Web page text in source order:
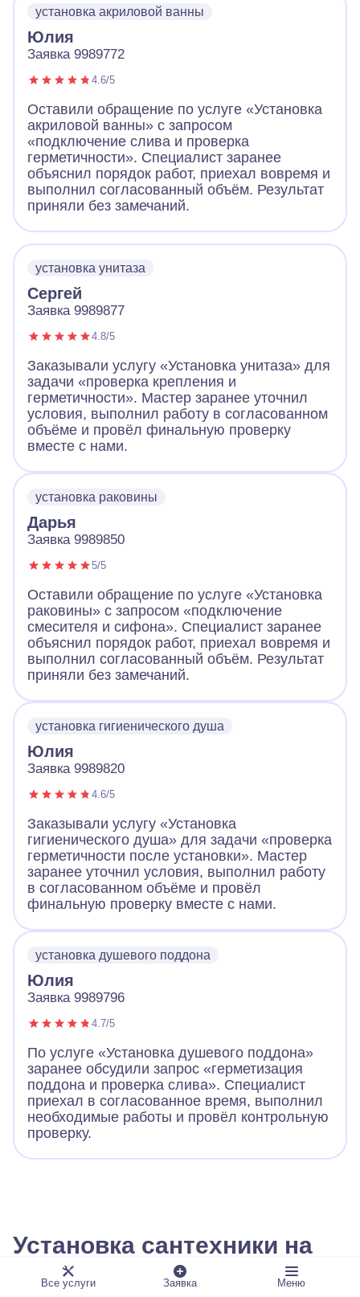
установка акриловой ванны
Юлия
Заявка 9989772
4.6/5
Оставили обращение по услуге «Установка
акриловой ванны» с запросом
«подключение слива и проверка
герметичности». Специалист заранее
объяснил порядок работ, приехал вовремя и
выполнил согласованный объём. Результат
приняли без замечаний.
установка унитаза
Сергей
Заявка 9989877
4.8/5
Заказывали услугу «Установка унитаза» для
задачи «проверка крепления и
герметичности». Мастер заранее уточнил
условия, выполнил работу в согласованном
объёме и провёл финальную проверку
вместе с нами.
установка раковины
Дарья
Заявка 9989850
5/5
Оставили обращение по услуге «Установка
раковины» с запросом «подключение
смесителя и сифона». Специалист заранее
объяснил порядок работ, приехал вовремя и
выполнил согласованный объём. Результат
приняли без замечаний.
установка гигиенического душа
Юлия
Заявка 9989820
4.6/5
Заказывали услугу «Установка
гигиенического душа» для задачи «проверка
герметичности после установки». Мастер
заранее уточнил условия, выполнил работу
в согласованном объёме и провёл
финальную проверку вместе с нами.
установка душевого поддона
Юлия
Заявка 9989796
4.7/5
По услуге «Установка душевого поддона»
заранее обсудили запрос «герметизация
поддона и проверка слива». Специалист
приехал в согласованное время, выполнил
необходимые работы и провёл контрольную
проверку.
Установка сантехники на
дому в Ростове-на-Дону
Все услуги Заявка Меню